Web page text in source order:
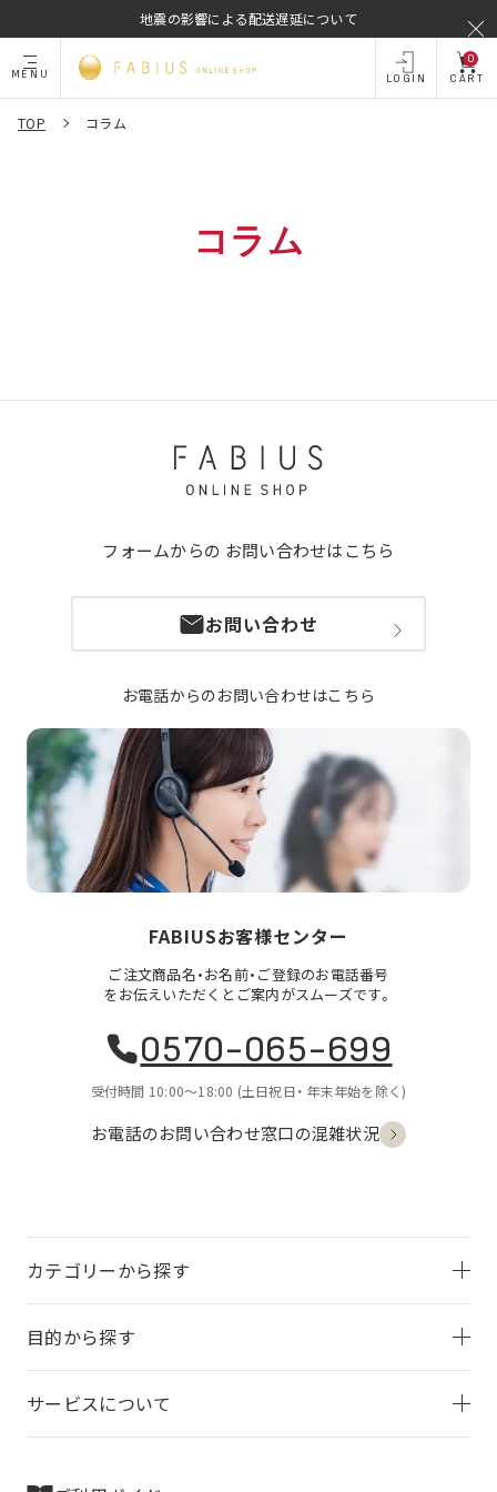
地震の影響による配送遅延について
MENU LOGIN
0
CART
TOP コラム
コラム
フォームからの お問い合わせはこちら
お問い合わせ
お電話からのお問い合わせはこちら
FABIUSお客様センター
ご注文商品名・お名前・ご登録のお電話番号
をお伝えいただくとご案内がスムーズです。
0570-065-699
受付時間 10:00〜18:00 (土日祝日・ 年末年始を除く)
お電話のお問い合わせ窓口の混雑状況
カテゴリーから探す
目的から探す
サービスについて